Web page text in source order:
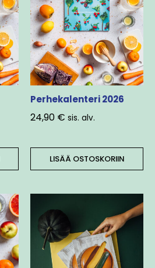
Perhekalenteri 2026
24,90 € sis. alv.
LISÄÄ OSTOSKORIIN